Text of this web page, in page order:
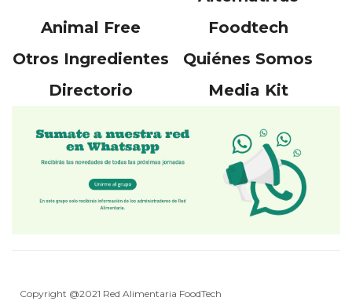
Animal Free
Foodtech
Otros Ingredientes
Quiénes Somos
Directorio
Media Kit
Copyright @2021 Red Alimentaria FoodTech